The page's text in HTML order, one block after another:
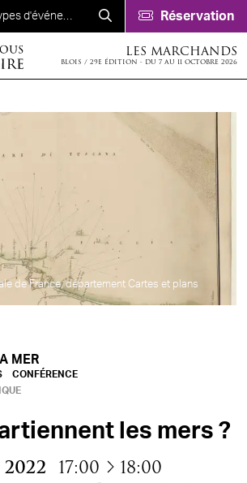
Réservation
LES MARCHANDS
BLOIS / 29E ÉDITION - DU 7 AU 11 OCTOBRE 2026
de France, département Cartes et plans
MER
CONFÉRENCE
les mers ?
2022 17:00 à18:00